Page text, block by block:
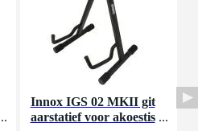
Innox IGS 02 MKII git
aarstatief voor akoestis